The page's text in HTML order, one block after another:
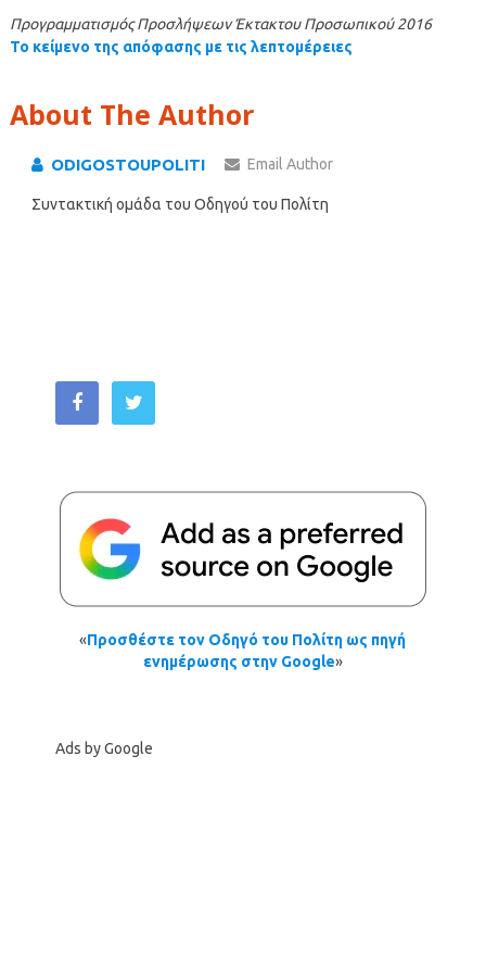
Προγραμματισμός Προσλήψεων Έκτακτου Προσωπικού 2016
Το κείμενο της απόφασης με τις λεπτομέρειες
About The Author
ODIGOSTOUPOLITI Email Author
Συντακτική ομάδα του Οδηγού του Πολίτη
«Προσθέστε τον Οδηγό του Πολίτη ως πηγή
ενημέρωσης στην Google»
Ads by Google